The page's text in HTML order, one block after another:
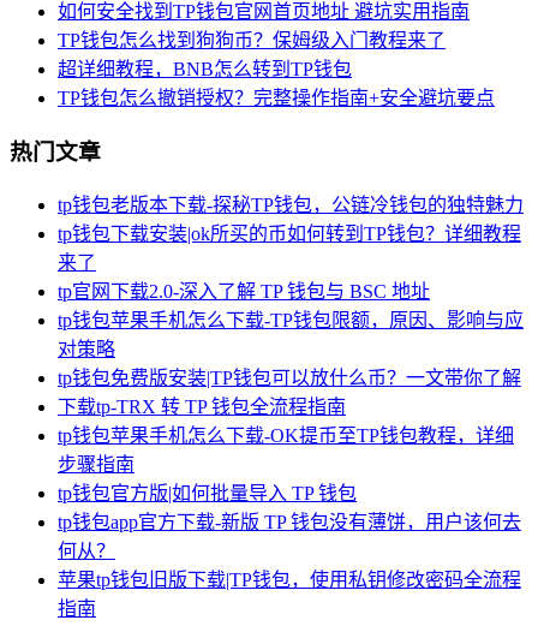
如何安全找到TP钱包官网首页地址 避坑实用指南
TP钱包怎么找到狗狗币？保姆级入门教程来了
超详细教程，BNB怎么转到TP钱包
TP钱包怎么撤销授权？完整操作指南+安全避坑要点
热门文章
tp钱包老版本下载-探秘TP钱包，公链冷钱包的独特魅力
tp钱包下载安装|ok所买的币如何转到TP钱包？详细教程
来了
tp官网下载2.0-深入了解 TP 钱包与 BSC 地址
tp钱包苹果手机怎么下载-TP钱包限额，原因、影响与应
对策略
tp钱包免费版安装|TP钱包可以放什么币？一文带你了解
下载tp-TRX 转 TP 钱包全流程指南
tp钱包苹果手机怎么下载-OK提币至TP钱包教程，详细
步骤指南
tp钱包官方版|如何批量导入 TP 钱包
tp钱包app官方下载-新版 TP 钱包没有薄饼，用户该何去
何从？
苹果tp钱包旧版下载|TP钱包，使用私钥修改密码全流程
指南